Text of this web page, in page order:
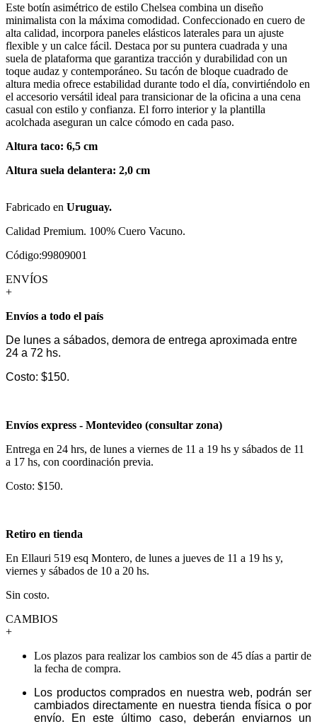
Este botín asimétrico de estilo Chelsea combina un diseño
minimalista con la máxima comodidad. Confeccionado en cuero de
alta calidad, incorpora paneles elásticos laterales para un ajuste
flexible y un calce fácil. Destaca por su puntera cuadrada y una
suela de plataforma que garantiza tracción y durabilidad con un
toque audaz y contemporáneo. Su tacón de bloque cuadrado de
altura media ofrece estabilidad durante todo el día, convirtiéndolo en
el accesorio versátil ideal para transicionar de la oficina a una cena
casual con estilo y confianza. El forro interior y la plantilla
acolchada aseguran un calce cómodo en cada paso.
Altura taco: 6,5 cm
Altura suela delantera: 2,0 cm
Fabricado en Uruguay.
Calidad Premium. 100% Cuero Vacuno.
Código:99809001
ENVÍOS
+
Envíos a todo el país
De lunes a sábados, demora de entrega aproximada entre
24 a 72 hs.
Costo: $150.
Envíos express - Montevideo (consultar zona)
Entrega en 24 hrs, de lunes a viernes de 11 a 19 hs y sábados de 11
a 17 hs, con coordinación previa.
Costo: $150.
Retiro en tienda
En Ellauri 519 esq Montero, de lunes a jueves de 11 a 19 hs y,
viernes y sábados de 10 a 20 hs.
Sin costo.
CAMBIOS
+
Los plazos para realizar los cambios son de 45 días a partir de
la fecha de compra.
Los productos comprados en nuestra web, podrán ser
cambiados directamente en nuestra tienda física o por
envío. En este último caso, deberán enviarnos un